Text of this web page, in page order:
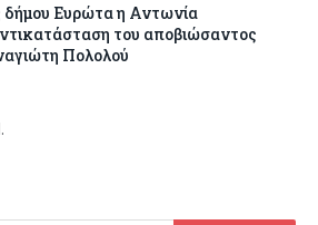
δήμου Ευρώτα η Αντωνία
του αποβιώσαντος
Πολολού